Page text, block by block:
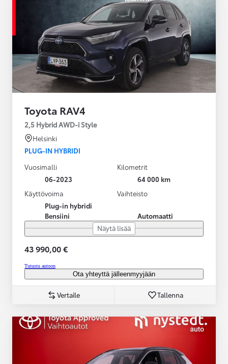
Toyota RAV4
2,5 Hybrid AWD-i Style
Helsinki
PLUG-IN HYBRIDI
Vuosimalli
06-2023
Kilometrit
64 000 km
Käyttövoima
Plug-in hybridi
Bensiini
Vaihteisto
Automaatti
Näytä lisää
43 990,00 €
Tutustu autoon
Ota yhteyttä jälleenmyyjään
Vertaile Tallenna